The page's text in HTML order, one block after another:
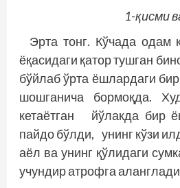
1-қисми
Эрта тонг. Кўчада одам
ёқасидаги қатор тушган
бўйлаб ўрта ёшлардаги
шошганича бормоқда.
кетаётган йўлакда бир
пайдо бўлди, унинг кўзи
аёл ва унинг қўлидаги
учундир атрофга